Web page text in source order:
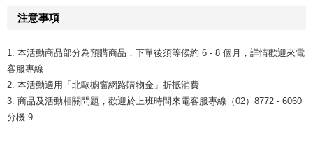
注意事項
1. 本活動商品部分為預購商品，下單後須等候約 6 - 8 個月，詳情歡迎來電
客服專線
2. 本活動適用「北歐櫥窗網路購物金」折抵消費
3. 商品及活動相關問題，歡迎於上班時間來電客服專線（02）8772 - 6060
分機 9